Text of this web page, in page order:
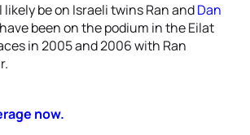
likely be on Israeli twins Ran andDan
been on the podium in the Eilat
in 2005 and 2006 with Ran
now.